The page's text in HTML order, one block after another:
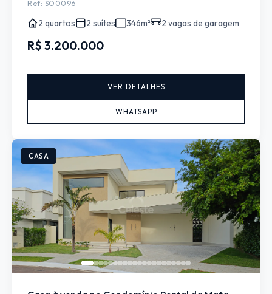
Ref: SO0096
2 quartos 2 suítes 346m² 2 vagas de garagem
R$ 3.200.000
VER DETALHES
WHATSAPP
CASA